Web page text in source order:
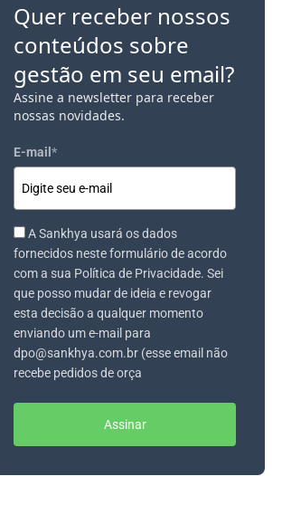
Quer receber nossos
conteúdos sobre
gestão em seu email?
Assine a newsletter para receber
nossas novidades.
E-mail *
A Sankhya usará os dados
fornecidos neste formulário de acordo
com a sua Política de Privacidade. Sei
que posso mudar de ideia e revogar
esta decisão a qualquer momento
enviando um e-mail para
dpo@sankhya.com.br (esse email não
recebe pedidos de orça
Assinar